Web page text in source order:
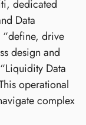
dedicated
Data
“define, drive
design and
Data
operational
complex